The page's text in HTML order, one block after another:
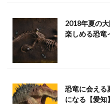
2018年夏の
楽しめる恐竜
恐竜に会える
になる【愛知